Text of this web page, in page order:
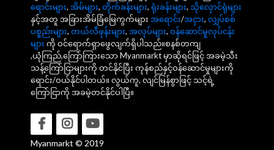
ရောင်းများ, အိမ်များ, တိုက်ခန်းများ, ရုံးခန်းများ, သိုလှောင်ရုံများ
နှင့်အတူ အခြားအိမ်ခြံမြေကွက်များ အရောင်း/အငှား, လျှပ်စစ်
ပစ္စည်းများ, တယ်လီဖုန်းများ, အလုပ်များ, ဝန်ဆောင်မှုလုပ်ငန်း
များ ကို ဝင်ရောက်ရှာဖွေလျက်ရှိပါသည်။စနစ်တကျ
,ယုံကြည်,ကြော်ကြားသော Myanmarkt မှာဆိုရင်ဖြင့် အခမဲ့သီး
သန့်ကြော်ငြာများကို တင်နိုင်ပြီး ကုန်စည်နှင့်ဝန်ဆောင်မှုများကို
ရောင်း/ဝယ်နိုင်ပါတယ်။ လွယ်ကူ, လျင်မြန်စွာဖြင့် သင့်ရဲ့
ကြော်ငြာကို အခမဲ့တင်နိုင်ပါပြီ။
Myanmarkt © 2019